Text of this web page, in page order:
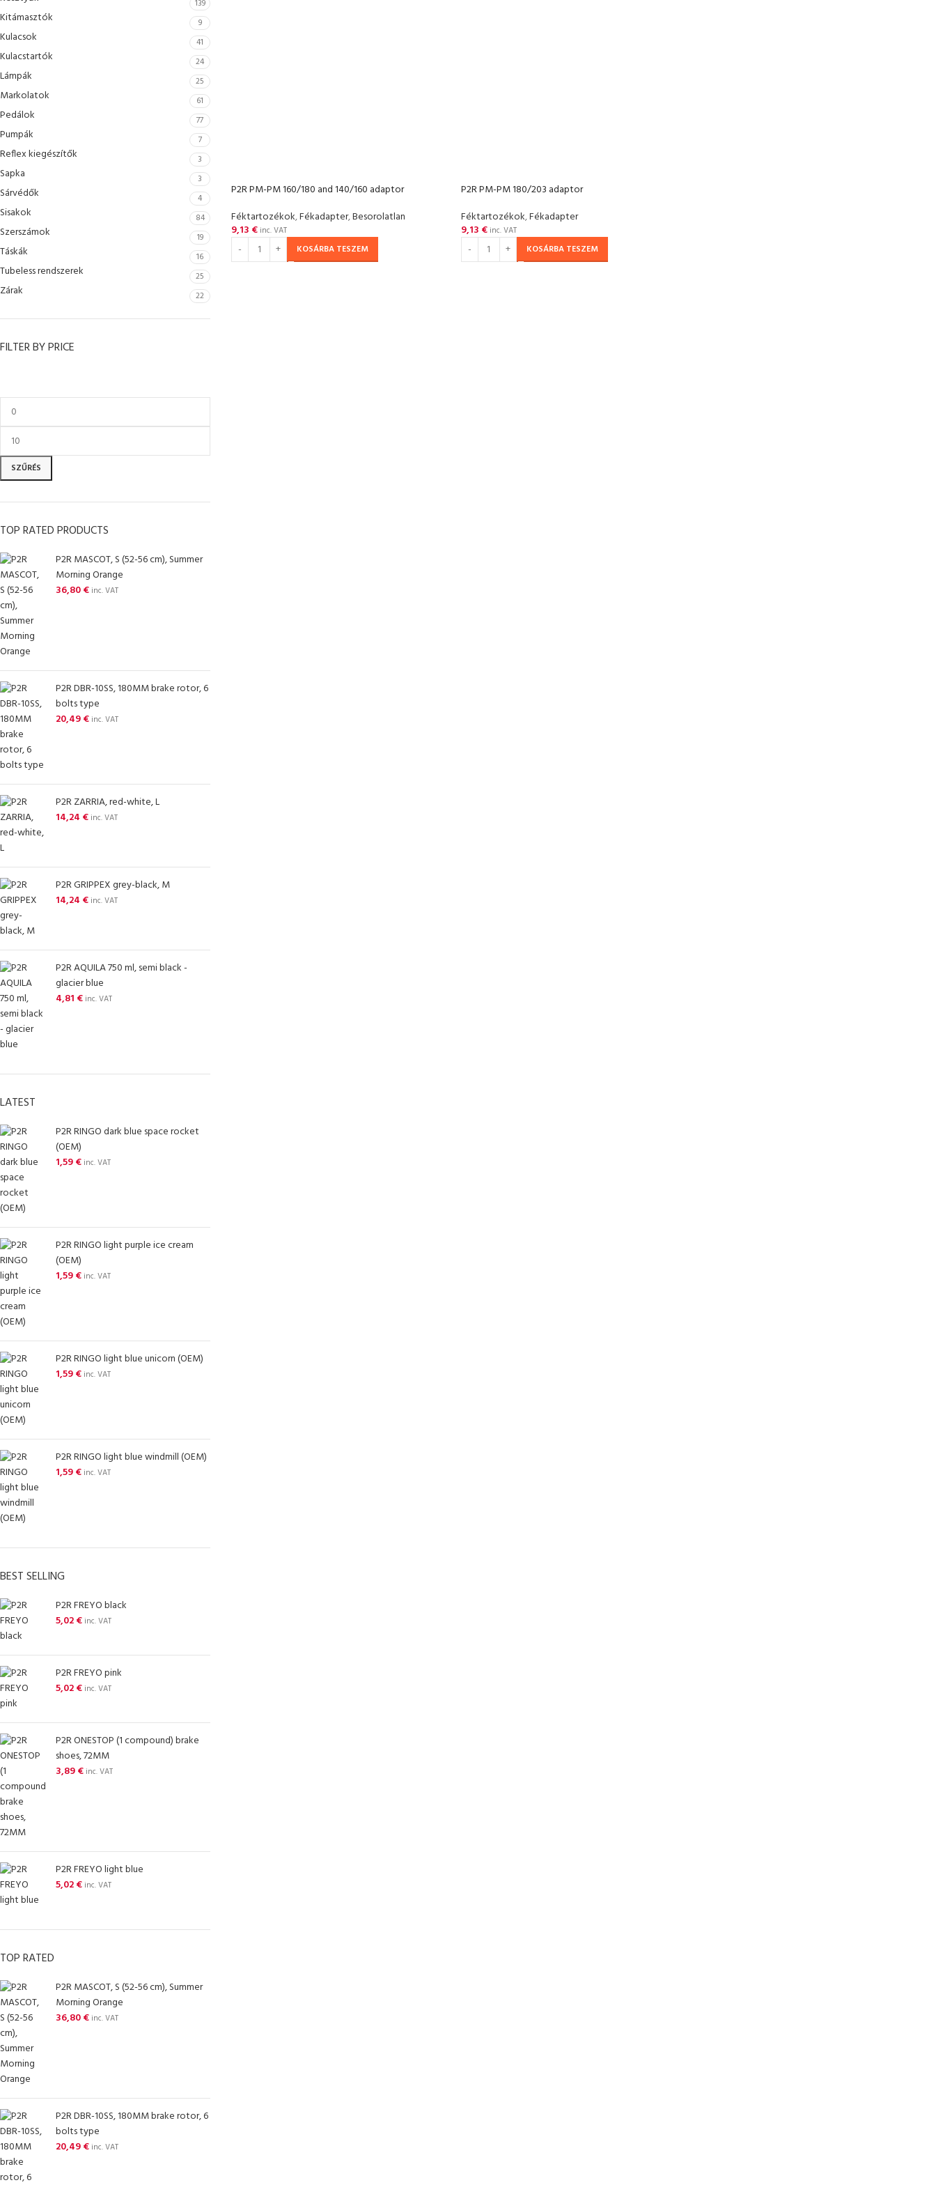
139
Kitámasztók 9
Kulacsok 41
Kulacstartók 24
Lámpák 25
Markolatok 61
Pedálok 77
Pumpák 7
Reflex kiegészítők 3
Sapka 3
Sárvédők 4
Sisakok 84
Szerszámok 19
Táskák 16
Tubeless rendszerek 25
Zárak 22
FILTER BY PRICE
SZŰRÉS
TOP RATED PRODUCTS
P2R MASCOT, S (52-56 cm), Summer
Morning Orange
36,80€ inc. VAT
P2R DBR-10SS, 180MM brake rotor, 6
bolts type
20,49€ inc. VAT
P2R ZARRIA, red-white, L
14,24 € inc. VAT
P2R GRIPPEX grey-black, M
14,24 € inc. VAT
P2R AQUILA 750 ml, semi black -
glacier blue
4,81 € inc. VAT
LATEST
P2R RINGO dark blue space rocket
(OEM)
1,59€ inc. VAT
P2R RINGO light purple ice cream
(OEM)
1,59€ inc. VAT
P2R RINGO light blue unicorn (OEM)
1,59€ inc. VAT
P2R RINGO light blue windmill (OEM)
1,59€ inc. VAT
BEST SELLING
P2R FREYO black
5,02€ inc. VAT
P2R FREYO pink
5,02€ inc. VAT
P2R ONESTOP (1 compound) brake
shoes, 72MM
3,89€ inc. VAT
P2R FREYO light blue
5,02€ inc. VAT
TOP RATED
P2R MASCOT, S (52-56 cm), Summer
Morning Orange
36,80€ inc. VAT
P2R DBR-10SS, 180MM brake rotor, 6
bolts type
20,49€ inc. VAT
P2R PM-PM 160/180 and 140/160 adaptor
Féktartozékok,Fékadapter,Besorolatlan
9,13 € inc. VAT
KOSÁRBA TESZEM
P2R PM-PM 180/203 adaptor
Féktartozékok,Fékadapter
9,13 €inc. VAT
KOSÁRBA TESZEM